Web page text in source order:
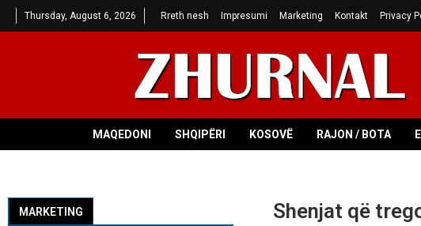
Thursday, August 6, 2026 Rreth nesh Impresumi Marketing Kontakt Privacy
MAQEDONI SHQIPËRI KOSOVË RAJON / BOTA
Shenjat që
MARKETING